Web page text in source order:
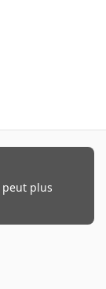
peut plus